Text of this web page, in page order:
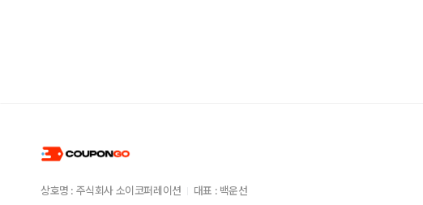
상호명 : 주식회사 소이코퍼레이션 대표 : 백운선